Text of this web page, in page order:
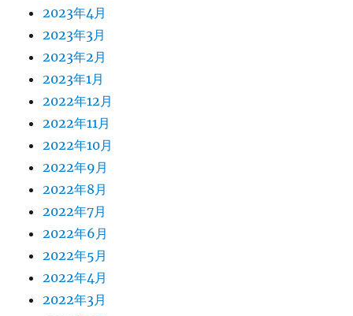
2023年4月
2023年3月
2023年2月
2023年1月
2022年12月
2022年11月
2022年10月
2022年9月
2022年8月
2022年7月
2022年6月
2022年5月
2022年4月
2022年3月